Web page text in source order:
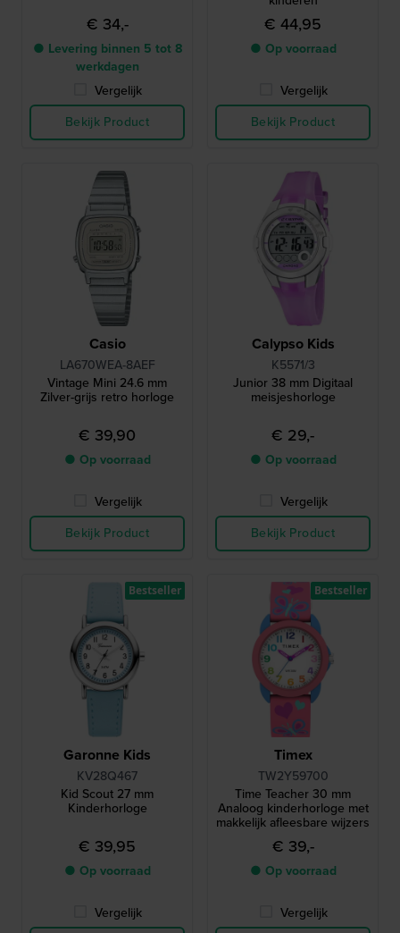
€ 34,-
● Levering binnen 5 tot 8
werkdagen
Vergelijk
Bekijk Product
€ 44,95
● Op voorraad
Vergelijk
Bekijk Product
Casio
LA670WEA-8AEF
Vintage Mini 24.6 mm
Zilver-grijs retro horloge
€ 39,90
● Op voorraad
Vergelijk
Bekijk Product
Calypso Kids
K5571/3
Junior 38 mm Digitaal
meisjeshorloge
€ 29,-
● Op voorraad
Vergelijk
Bekijk Product
Garonne Kids
KV28Q467
Kid Scout 27 mm
Kinderhorloge
€ 39,95
● Op voorraad
Vergelijk
Bestseller
Timex
TW2Y59700
Time Teacher 30 mm
Analoog kinderhorloge met
makkelijk afleesbare wijzers
€ 39,-
● Op voorraad
Vergelijk
Bestseller